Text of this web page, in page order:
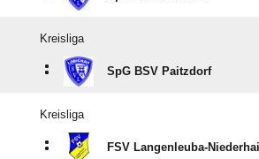
Kreisliga
: SpG BSV Paitzdorf
Kreisliga
: FSV Langenleuba-